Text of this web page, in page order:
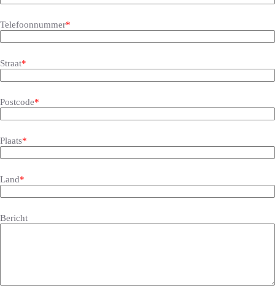
Telefoonnummer*
Straat*
Postcode*
Plaats*
Land*
Bericht